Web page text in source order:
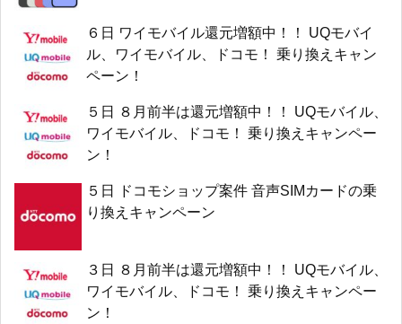
６日 ワイモバイル還元増額中！！ UQモバイ
ル、ワイモバイル、ドコモ！ 乗り換えキャン
ペーン！
５日 ８月前半は還元増額中！！ UQモバイル、
ワイモバイル、ドコモ！ 乗り換えキャンペー
ン！
５日 ドコモショップ案件 音声SIMカードの乗
り換えキャンペーン
３日 ８月前半は還元増額中！！ UQモバイル、
ワイモバイル、ドコモ！ 乗り換えキャンペー
ン！